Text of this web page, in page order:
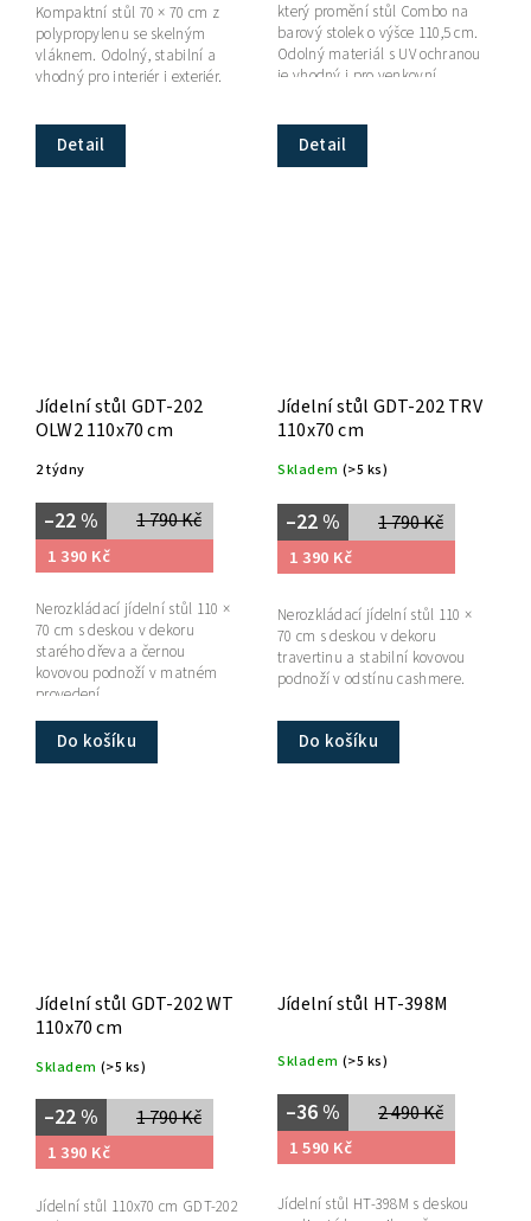
Detail
Kompaktní stůl 70 × 70 cm z
polypropylenu se skelným
vláknem. Odolný, stabilní a
vhodný pro interiér i exteriér.
Detail
který promění stůl Combo na
barový stolek o výšce 110,5 cm.
Odolný materiál s UV ochranou
je vhodný i pro venkovní
Jídelní stůl GDT-202
OLW2 110x70 cm
2 týdny
1 790 Kč
–22 %
1 390 Kč
Do košíku
Nerozkládací jídelní stůl 110 ×
70 cm s deskou v dekoru
starého dřeva a černou
kovovou podnoží v matném
provedení.
Jídelní stůl GDT-202 TRV
110x70 cm
Skladem (>5 ks)
1 790 Kč
–22 %
1 390 Kč
Do košíku
Nerozkládací jídelní stůl 110 ×
70 cm s deskou v dekoru
travertinu a stabilní kovovou
podnoží v odstínu cashmere.
Jídelní stůl GDT-202 WT
110x70 cm
Skladem (>5 ks)
1 790 Kč
–22 %
1 390 Kč
Jídelní stůl 110x70 cm GDT-202
Jídelní stůl HT-398M
Skladem (>5 ks)
2 490 Kč
–36 %
1 590 Kč
Jídelní stůl HT-398M s deskou